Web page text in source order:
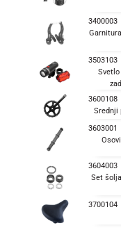
3400003
3503103
3600108
Srednji
3603001
3604003
Set
3700104